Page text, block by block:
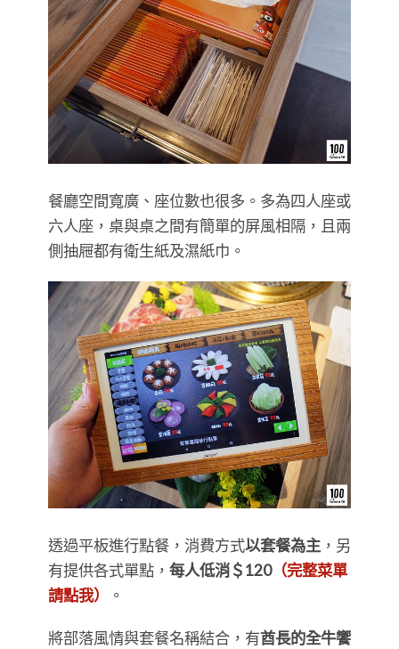
餐廳空間寬廣、座位數也很多。多為四人座或
六人座，桌與桌之間有簡單的屏風相隔，且兩
側抽屜都有衛生紙及濕紙巾。
透過平板進行點餐，消費方式以套餐為主 ，另
有提供各式單點， 每人低消＄120（完整菜單
請點我）
。
將部落風情與套餐名稱結合，有酋長的全牛饗